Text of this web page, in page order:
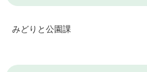
みどりと公園課